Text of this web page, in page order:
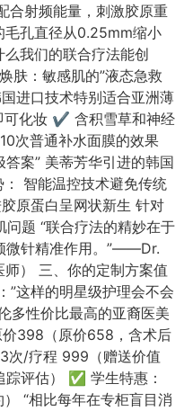
合射频能量，刺激胶原重
毛孔直径从0.25mm缩小
我们的联合疗法能创
肤：敏感肌的”液态急救
进口技术特别适合亚洲薄
化妆 ✔️ 含积雪草和神经
次普通补水面膜的效果
答案” 美蒂芳华引进的韩国
智能温控技术避免传统
原蛋白呈网状新生 针对
题 “联合疗法的精妙在于
微针精准作用。”——Dr.
） 三、你的定制方案值
”这样的明星级护理会不会
多性价比最高的亚裔医美
398（原价658，含术后
次/疗程 999（赠送价值
评估） ✅ 学生特惠：
“相比每年在专柜盲目消